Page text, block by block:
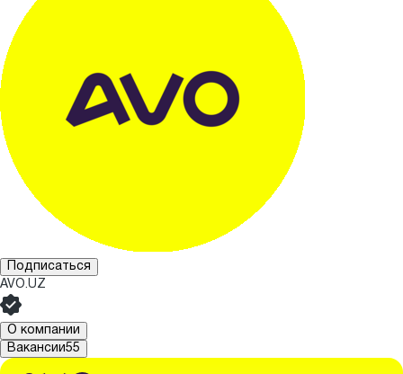
Подписаться
AVO.UZ
О компании
Вакансии55